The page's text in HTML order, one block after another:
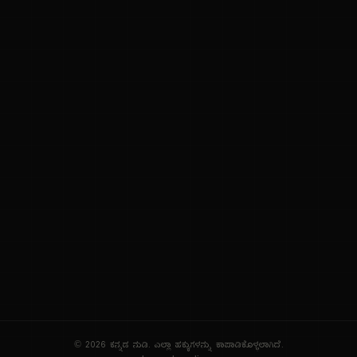
© 2026 ಕನ್ನಡ ನುಡಿ. ಎಲ್ಲಾ ಹಕ್ಕುಗಳನ್ನು ಕಾಪಾಡಿಕೊಳ್ಳಲಾಗಿದೆ.